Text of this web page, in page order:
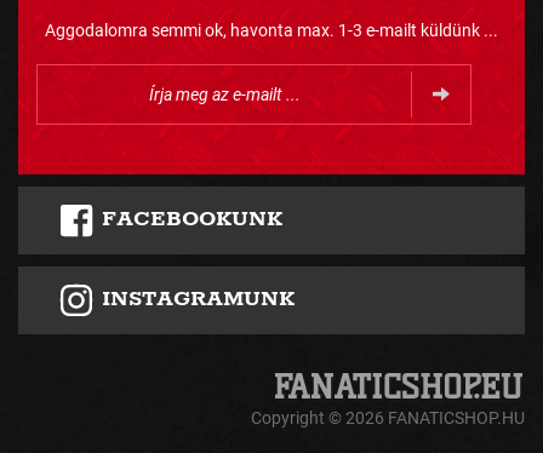
Aggodalomra semmi ok, havonta max. 1-3 e-mailt küldünk ...
FACEBOOKUNK
INSTAGRAMUNK
Copyright © 2026 FANATICSHOP.HU